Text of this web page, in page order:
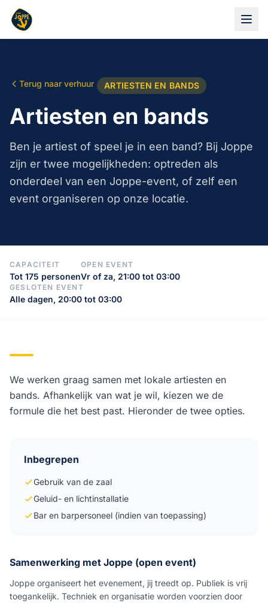
Terug naar verhuur ARTIESTEN EN BANDS
Artiesten en bands
Ben je artiest of speel je in een band? Bij Joppe
zijn er twee mogelijkheden: optreden als
onderdeel van een Joppe-event, of zelf een
event organiseren op onze locatie.
CAPACITEIT
Tot 175 personen
OPEN EVENT
Vr of za, 21:00 tot 03:00
GESLOTEN EVENT
Alle dagen, 20:00 tot 03:00
We werken graag samen met lokale artiesten en
bands. Afhankelijk van wat je wil, kiezen we de
formule die het best past. Hieronder de twee opties.
Inbegrepen
Gebruik van de zaal
Geluid- en lichtinstallatie
Bar en barpersoneel (indien van toepassing)
Samenwerking met Joppe (open event)
Joppe organiseert het evenement, jij treedt op. Publiek is vrij
toegankelijk. Techniek en organisatie worden voorzien door